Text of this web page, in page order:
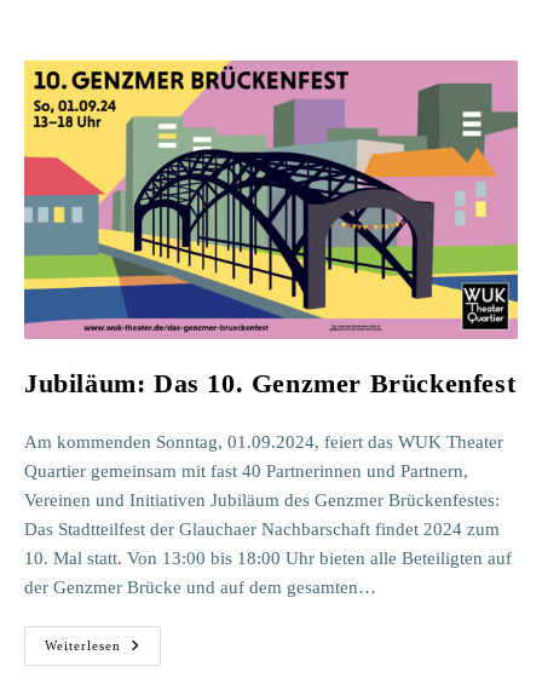
Der
Bühne
Jubiläum: Das 10. Genzmer Brückenfest
Am kommenden Sonntag, 01.09.2024, feiert das WUK Theater
Quartier gemeinsam mit fast 40 Partnerinnen und Partnern,
Vereinen und Initiativen Jubiläum des Genzmer Brückenfestes:
Das Stadtteilfest der Glauchaer Nachbarschaft findet 2024 zum
10. Mal statt. Von 13:00 bis 18:00 Uhr bieten alle Beteiligten auf
der Genzmer Brücke und auf dem gesamten…
Weiterlesen
Jubiläum:
Das